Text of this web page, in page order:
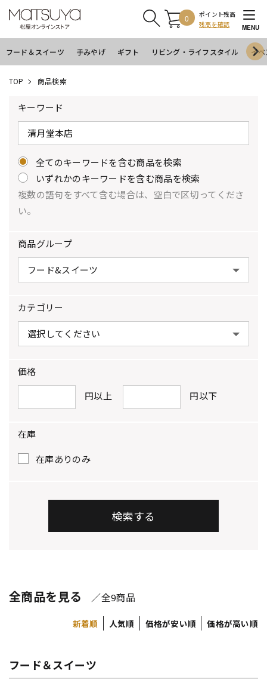
0
ポイント残高
残高を確認
MENU
フード＆スイーツ 手みやげ ギフト リビング・ライフスタイル イ
TOP 商品検索
キーワード
全てのキーワードを含む商品を検索
いずれかのキーワードを含む商品を検索
複数の語句をすべて含む場合は、空白で区切ってくださ
い。
商品グループ
カテゴリー
価格
円以上
円以下
在庫
在庫ありのみ
全商品を見る ／全9商品
新着順 人気順 価格が安い順 価格が高い順
フード＆スイーツ